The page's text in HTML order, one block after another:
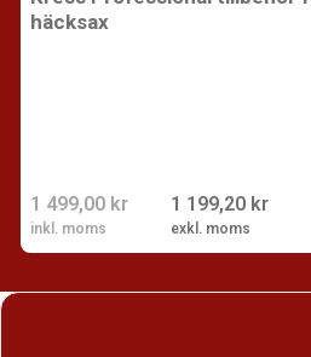
häcksax
1 199,20 kr
exkl. moms
1 499,00 kr
inkl. moms